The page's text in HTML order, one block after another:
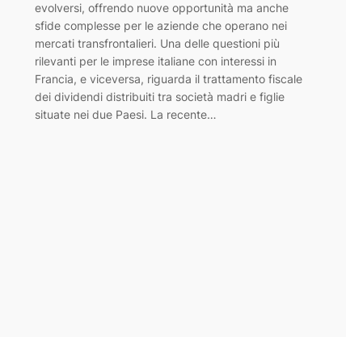
evolversi, offrendo nuove opportunità ma anche
sfide complesse per le aziende che operano nei
mercati transfrontalieri. Una delle questioni più
rilevanti per le imprese italiane con interessi in
Francia, e viceversa, riguarda il trattamento fiscale
dei dividendi distribuiti tra società madri e figlie
situate nei due Paesi. La recente…